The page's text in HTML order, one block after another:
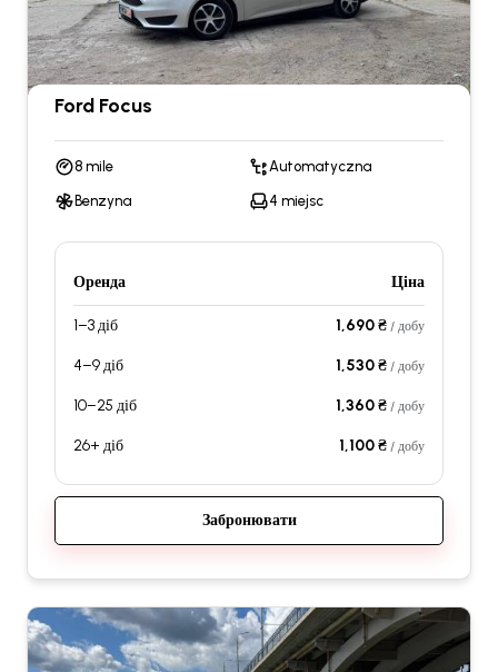
Ford Focus
8 mile Automatyczna
Benzyna 4 miejsc
Оренда Ціна
1–3 діб 1,690 ₴ / добу
4–9 діб 1,530 ₴ / добу
10–25 діб 1,360 ₴ / добу
26+ діб 1,100 ₴ / добу
Забронювати